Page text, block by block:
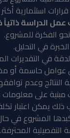
استثمارية
الدراسة ذاتياً
نحو الفكرة للمشروع.
في التحليل.
في التقديرات
عوامل حاسمة أو
وعدم
مبنية على
يمكن اعتبار
المشروع في
التفصيلية المحترفة.